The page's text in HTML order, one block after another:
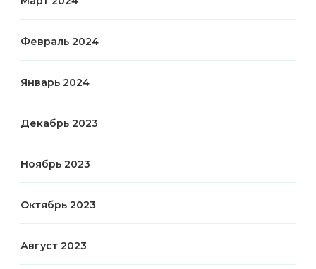
Февраль 2024
Январь 2024
Декабрь 2023
Ноябрь 2023
Октябрь 2023
Август 2023